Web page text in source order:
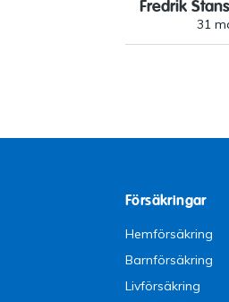
Fredrik
31
Försäkringar
Hemförsäkring
Barnförsäkring
Livförsäkring